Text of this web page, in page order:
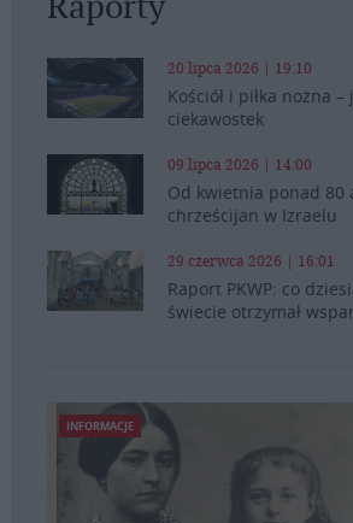
20 lipca 2026 | 19:10
Kościół i piłka nożna
ciekawostek
09 lipca 2026 | 14:00
Od kwietnia ponad 80
chrześcijan w Izraelu
29 czerwca 2026 | 16:01
Raport PKWP: co
świecie otrzymał
INFORMACJE